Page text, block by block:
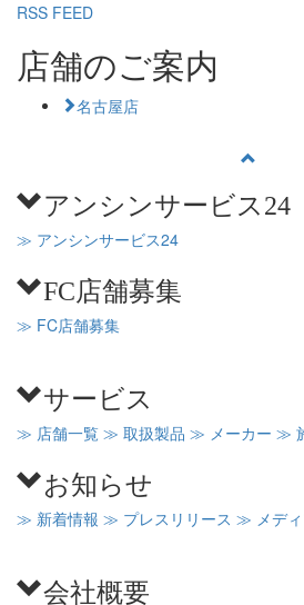
RSS FEED
店舗のご案内
名古屋店
アンシンサービス24
≫ アンシンサービス24
FC店舗募集
≫ FC店舗募集
サービス
≫ 店舗一覧 ≫ 取扱製品 ≫ メーカー ≫
お知らせ
≫ 新着情報 ≫ プレスリリース ≫ メデ
会社概要